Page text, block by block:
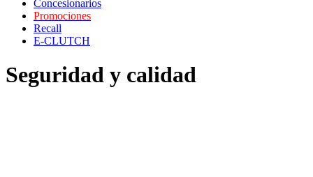
Concesionarios
Promociones
Recall
E-CLUTCH
Seguridad y calidad